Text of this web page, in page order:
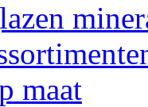
maat